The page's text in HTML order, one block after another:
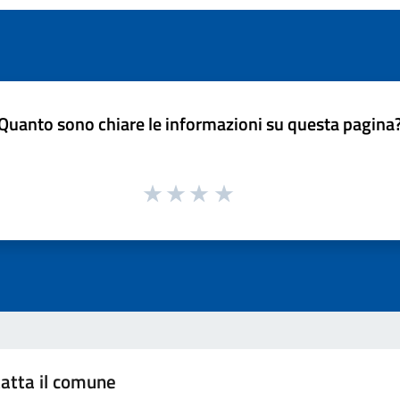
sono chiare le informazioni su questa
il comune